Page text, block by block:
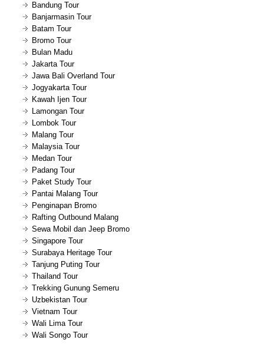
Bandung Tour
Banjarmasin Tour
Batam Tour
Bromo Tour
Bulan Madu
Jakarta Tour
Jawa Bali Overland Tour
Jogyakarta Tour
Kawah Ijen Tour
Lamongan Tour
Lombok Tour
Malang Tour
Malaysia Tour
Medan Tour
Padang Tour
Paket Study Tour
Pantai Malang Tour
Penginapan Bromo
Rafting Outbound Malang
Sewa Mobil dan Jeep Bromo
Singapore Tour
Surabaya Heritage Tour
Tanjung Puting Tour
Thailand Tour
Trekking Gunung Semeru
Uzbekistan Tour
Vietnam Tour
Wali Lima Tour
Wali Songo Tour